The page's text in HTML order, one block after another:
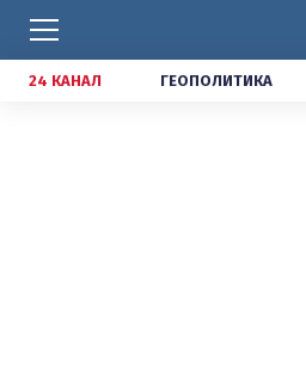
24 КАНАЛ ГЕОПОЛИТИКА